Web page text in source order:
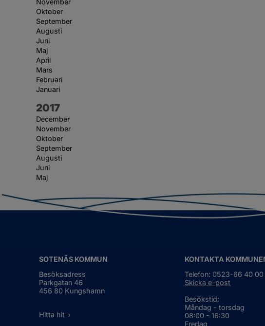
Oktober
September
Augusti
Juni
Maj
April
Mars
Februari
Januari
År:
2017
December
November
Oktober
September
Augusti
Juni
Maj
SOTENÄS KOMMUN
Besöksadress
Parkgatan 46
456 80 Kungshamn
Hitta hit
KONTAKTA
Telefon: 0523-66 40 00
Skicka e-post
Besökstid:
Måndag - torsdag
08:00 - 16:30
Fredag